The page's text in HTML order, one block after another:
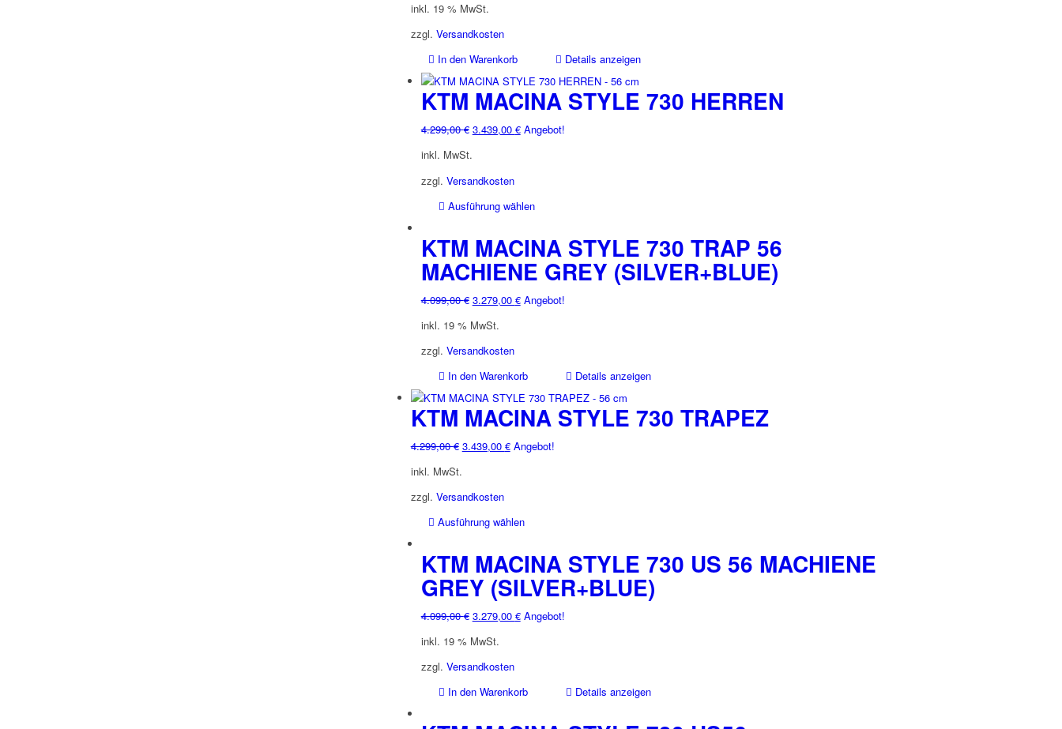
auf
der
Produktseite
gewählt
werden
war:
4.299,00 €
inkl. 19 % MwSt.
zzgl. Versandkosten
In den Warenkorb
Details anzeigen
KTM MACINA STYLE 730 HERREN
4.299,00€ Ursprünglicher
war:
4.299,00 €
3.439,00 €Aktueller
Angebot!
inkl. MwSt.
zzgl. Versandkosten
Ausführung wählen
weist
mehrere
Varianten
Die
gewählt
werden
KTM MACINA STYLE 730 TRAP 56
MACHIENE GREY (SILVER+BLUE)
4.099,00€ Ursprünglicher
war:
4.099,00 €
3.279,00 €Aktueller
Angebot!
inkl. 19 % MwSt.
zzgl. Versandkosten
In den Warenkorb
Details anzeigen
KTM MACINA STYLE 730 TRAPEZ
4.299,00€ Ursprünglicher
war:
4.299,00 €
3.439,00 €Aktueller
Angebot!
inkl. MwSt.
zzgl. Versandkosten
Ausführung wählen
weist
mehrere
Varianten
Die
KTM MACINA STYLE 730 US 56 MACHIENE
GREY (SILVER+BLUE)
4.099,00€ Ursprünglicher
war:
4.099,00 €
3.279,00 €Aktueller
Angebot!
inkl. 19 % MwSt.
zzgl. Versandkosten
In den Warenkorb
Details anzeigen